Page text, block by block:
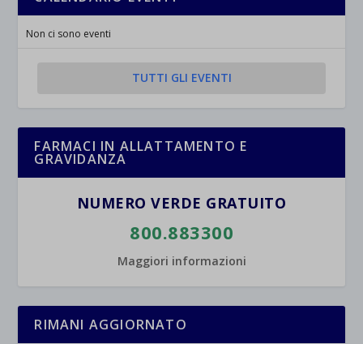
Non ci sono eventi
TUTTI GLI EVENTI
FARMACI IN ALLATTAMENTO E
GRAVIDANZA
NUMERO VERDE GRATUITO
800.883300
Maggiori informazioni
RIMANI AGGIORNATO